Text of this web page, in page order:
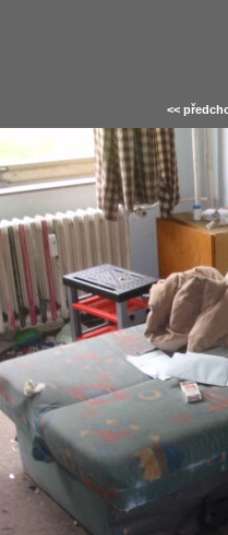
<<